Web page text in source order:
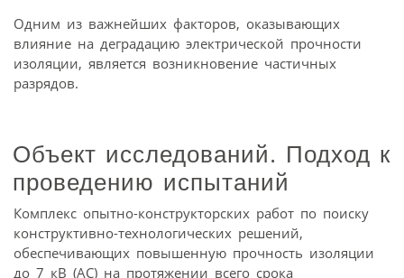
Одним из важнейших факторов, оказывающих
влияние на деградацию электрической прочности
изоляции, является возникновение частичных
разрядов.
Объект исследований. Подход к
проведению испытаний
Комплекс опытно-конструкторских работ по поиску
конструктивно-технологических решений,
обеспечивающих повышенную прочность изоляции
до 7 кВ (AC) на протяжении всего срока